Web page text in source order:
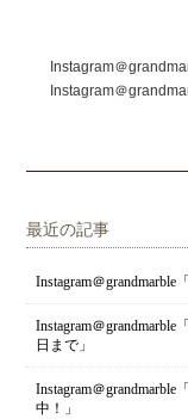
最近の記事
Instagram＠
Instagram＠
日まで」
Instagram＠
中！」
Instagram＠
Instagram＠